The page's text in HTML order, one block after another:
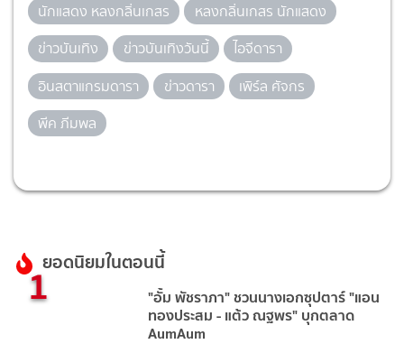
นักแสดง หลงกลิ่นเกสร
หลงกลิ่นเกสร นักแสดง
ข่าวบันเทิง
ข่าวบันเทิงวันนี้
ไอจีดารา
อินสตาแกรมดารา
ข่าวดารา
เพิร์ล ศัจกร
พีค ภีมพล
ยอดนิยมในตอนนี้
1 "อั้ม พัชราภา" ชวนนางเอกซุปตาร์ "แอน
ทองประสม - แต้ว ณฐพร" บุกตลาด
AumAum